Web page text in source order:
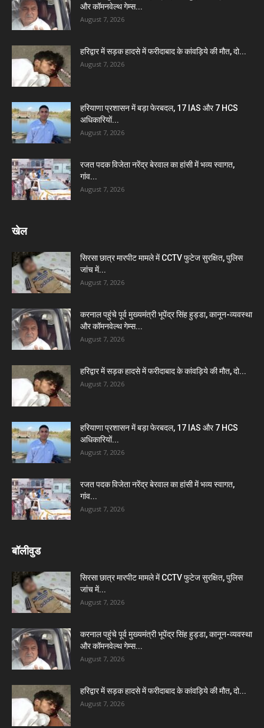
और कॉमनवेल्थ गेम्स...
August 7, 2026
हरिद्वार में सड़क हादसे में फरीदाबाद के कांवड़िये की मौत, दो...
August 7, 2026
हरियाणा प्रशासन में बड़ा फेरबदल, 17 IAS और 7 HCS
अधिकारियों...
August 7, 2026
रजत पदक विजेता नरेंद्र बेरवाल का हांसी में भव्य स्वागत,
गांव...
August 7, 2026
खेल
सिरसा छात्र मारपीट मामले में CCTV फुटेज सुरक्षित, पुलिस
जांच में...
August 7, 2026
करनाल पहुंचे पूर्व मुख्यमंत्री भूपेंद्र सिंह हुड्डा, कानून-व्यवस्था
और कॉमनवेल्थ गेम्स...
August 7, 2026
हरिद्वार में सड़क हादसे में फरीदाबाद के कांवड़िये की मौत, दो...
August 7, 2026
हरियाणा प्रशासन में बड़ा फेरबदल, 17 IAS और 7 HCS
अधिकारियों...
August 7, 2026
रजत पदक विजेता नरेंद्र बेरवाल का हांसी में भव्य स्वागत,
गांव...
August 7, 2026
बॉलीवुड
सिरसा छात्र मारपीट मामले में CCTV फुटेज सुरक्षित, पुलिस
जांच में...
August 7, 2026
करनाल पहुंचे पूर्व मुख्यमंत्री भूपेंद्र सिंह हुड्डा, कानून-व्यवस्था
और कॉमनवेल्थ गेम्स...
August 7, 2026
हरिद्वार में सड़क हादसे में फरीदाबाद के कांवड़िये की मौत, दो...
August 7, 2026